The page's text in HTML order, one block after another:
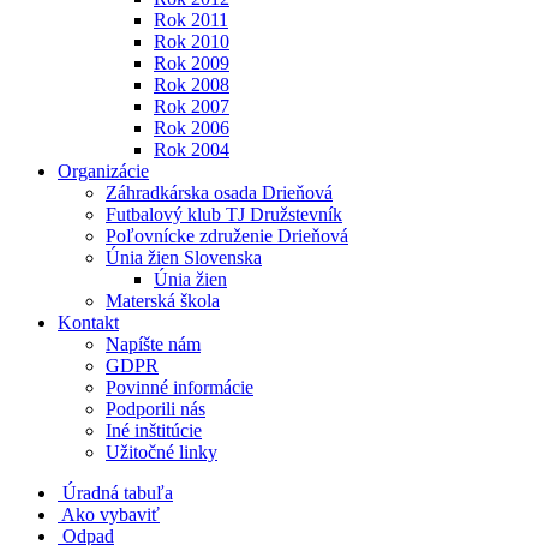
Rok 2011
Rok 2010
Rok 2009
Rok 2008
Rok 2007
Rok 2006
Rok 2004
Organizácie
Záhradkárska osada Drieňová
Futbalový klub TJ Družstevník
Poľovnícke združenie Drieňová
Únia žien Slovenska
Únia žien
Materská škola
Kontakt
Napíšte nám
GDPR
Povinné informácie
Podporili nás
Iné inštitúcie
Užitočné linky
Úradná tabuľa
Ako vybaviť
Odpad